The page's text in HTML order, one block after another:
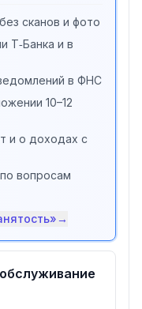
сканов и фото
Т‑Банка и в
в ФНС
10–12
и о доходах с
вопросам
→